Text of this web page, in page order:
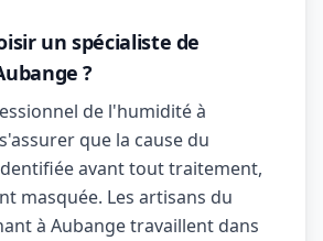
un spécialiste de
?
de l'humidité à
que la cause du
avant tout traitement,
masquée. Les artisans du
à Aubange travaillent dans